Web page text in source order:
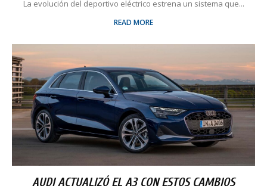
La evolución del deportivo eléctrico estrena un sistema que...
READ MORE
AUDI ACTUALIZÓ EL A3 CON ESTOS CAMBIOS